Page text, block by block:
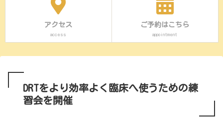
アクセス
access
ご予約はこちら
appointment
DRTをより効率よく臨床へ使うための練
習会を開催